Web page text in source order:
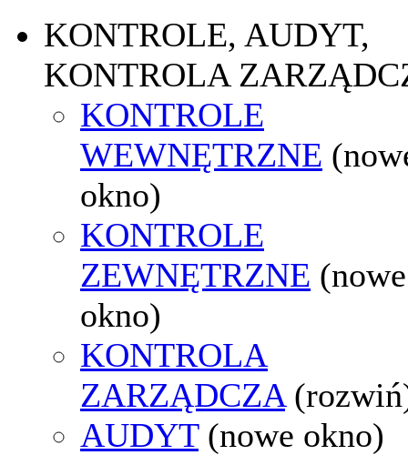
KONTROLE, AUDYT,
KONTROLA
KONTROLE
WEWNĘTRZNE
okno)
KONTROLE
ZEWNĘTRZNE (nowe
okno)
KONTROLA
ZARZĄDCZA
AUDYT (nowe okno)